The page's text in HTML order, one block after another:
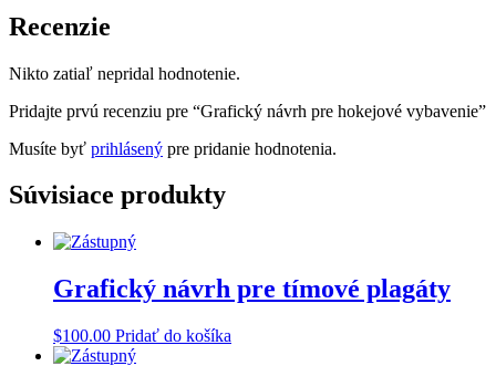
Recenzie
Nikto zatiaľ nepridal hodnotenie.
Pridajte prvú recenziu pre “Grafický návrh pre hokejové vybavenie”
Musíte byť prihlásený pre pridanie hodnotenia.
Súvisiace produkty
Grafický návrh pre tímové plagáty
$100.00 Pridať do košíka